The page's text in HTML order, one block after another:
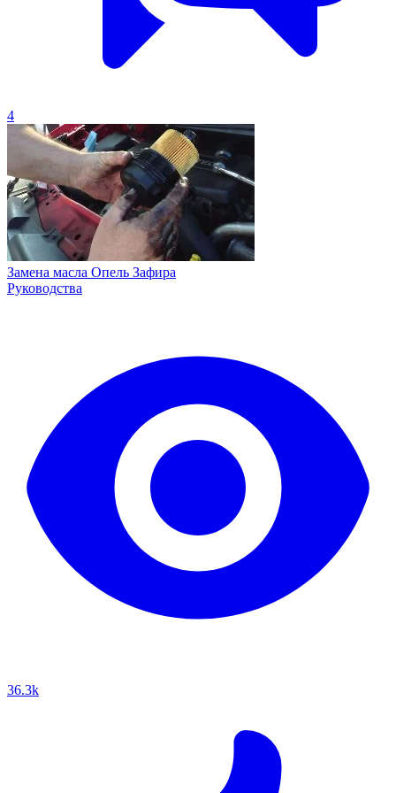
4
Замена масла Опель Зафира
Руководства
36.3k